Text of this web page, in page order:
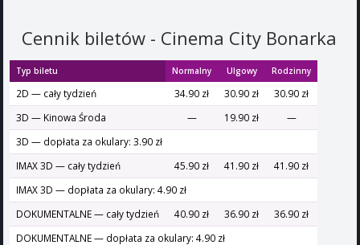
Cennik biletów - Cinema City Bonarka
Typ biletu Normalny Ulgowy Rodzinny
2D — cały tydzień 34.90 zł 30.90 zł
30.90 zł
3D — Kinowa Środa
— 19.90 zł
—
3D — dopłata za okulary: 3.90 zł
IMAX 3D — cały tydzień
45.90 zł 41.90 zł
41.90 zł
IMAX 3D — dopłata za okulary: 4.90 zł
DOKUMENTALNE — cały tydzień
40.90 zł 36.90 zł
36.90 zł
DOKUMENTALNE — dopłata za okulary: 4.90 zł